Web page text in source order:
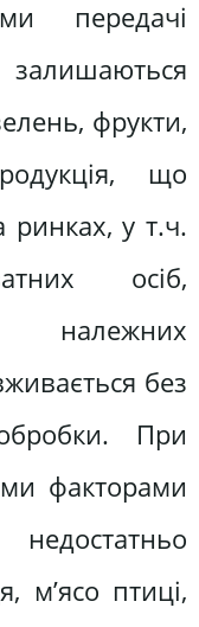
передачі
фрукти,
що
ринках, у т.ч.
осіб,
належних
без
При
факторами
м’ясо птиці,